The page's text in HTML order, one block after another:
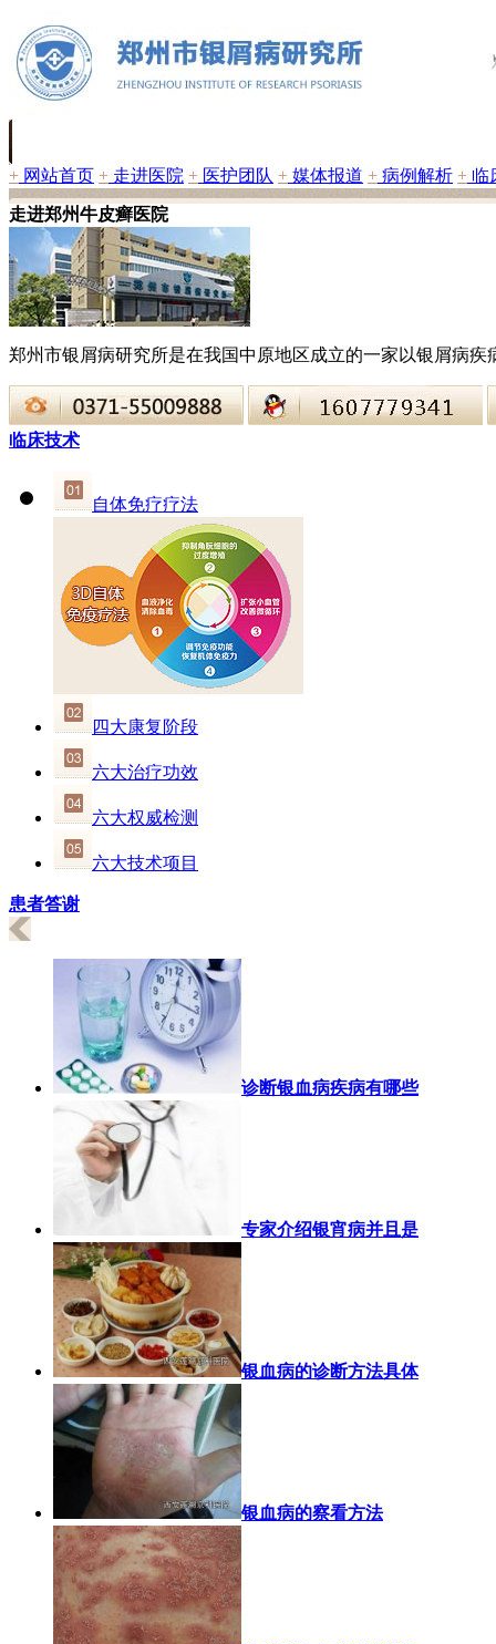
+ 网站首页 + 走进医院 + 医护团队 + 媒体报道 + 病例解析 + 临
走进郑州牛皮癣医院
郑州市银屑病研究所是在我国中原地区成立的一家以银屑病疾
临床技术
自体免疗疗法
四大康复阶段
六大治疗功效
六大权威检测
六大技术项目
患者答谢
诊断银血病疾病有哪些
专家介绍银宵病并且是
银血病的诊断方法具体
银血病的察看方法